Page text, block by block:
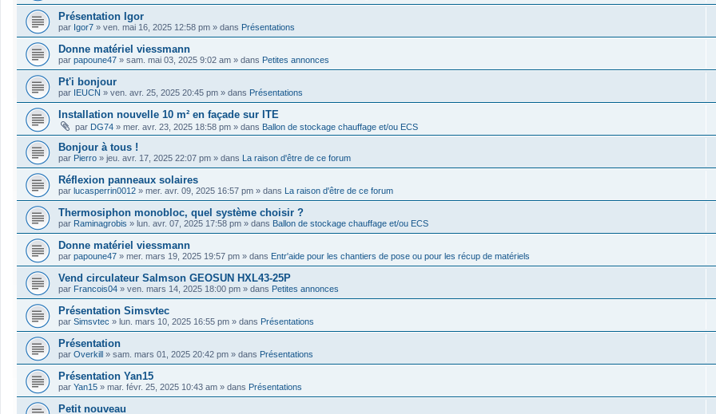
Présentation Igor
par Igor7 » ven. mai 16, 2025 12:58 pm » dans Présentations
Donne matériel viessmann
par papoune47 » sam. mai 03, 2025 9:02 am » dans Petites annonces
Pt'i bonjour
par IEUCN » ven. avr. 25, 2025 20:45 pm » dans Présentations
Installation nouvelle 10 m² en façade sur ITE
par DG74 » mer. avr. 23, 2025 18:58 pm » dans Ballon de stockage chauffage et/ou ECS
Bonjour à tous !
par Pierro » jeu. avr. 17, 2025 22:07 pm » dans La raison d'être de ce forum
Réflexion panneaux solaires
par lucasperrin0012 » mer. avr. 09, 2025 16:57 pm » dans La raison d'être de ce forum
Thermosiphon monobloc, quel système choisir ?
par Raminagrobis » lun. avr. 07, 2025 17:58 pm » dans Ballon de stockage chauffage et/ou ECS
Donne matériel viessmann
par papoune47 » mer. mars 19, 2025 19:57 pm » dans Entr'aide pour les chantiers de pose ou pour les récup de matériels
Vend circulateur Salmson GEOSUN HXL43-25P
par Francois04 » ven. mars 14, 2025 18:00 pm » dans Petites annonces
Présentation Simsvtec
par Simsvtec » lun. mars 10, 2025 16:55 pm » dans Présentations
Présentation
par Overkill » sam. mars 01, 2025 20:42 pm » dans Présentations
Présentation Yan15
par Yan15 » mar. févr. 25, 2025 10:43 am » dans Présentations
Petit nouveau